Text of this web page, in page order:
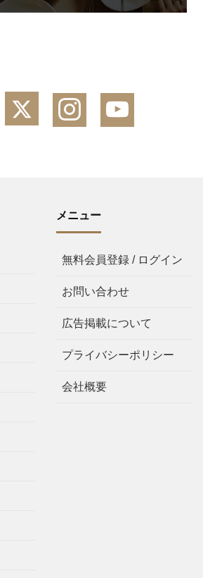
メニュー
無料会員登録 / ログイン
お問い合わせ
広告掲載について
プライバシーポリシー
会社概要